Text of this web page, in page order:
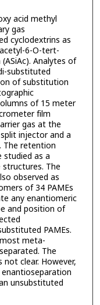
acid methyl
gas
cyclodextrins as
6-O-tert-
Analytes of
substituted
of substitution
of 15 meter
film
gas at the
injector and a
The retention
as a
The
observed as
of 34 PAMEs
any enantiomeric
and position of
PAMEs.
meta-
The
clear. However,
unsubstituted